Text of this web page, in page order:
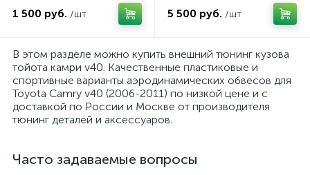
1 500 руб. /шт 5 500 руб. /шт
В этом разделе можно купить внешний тюнинг кузова
тойота камри v40. Качественные пластиковые и
спортивные варианты аэродинамических обвесов для
Toyota Camry v40 (2006-2011) по низкой цене и с
доставкой по России и Москве от производителя
тюнинг деталей и аксессуаров.
Часто задаваемые вопросы